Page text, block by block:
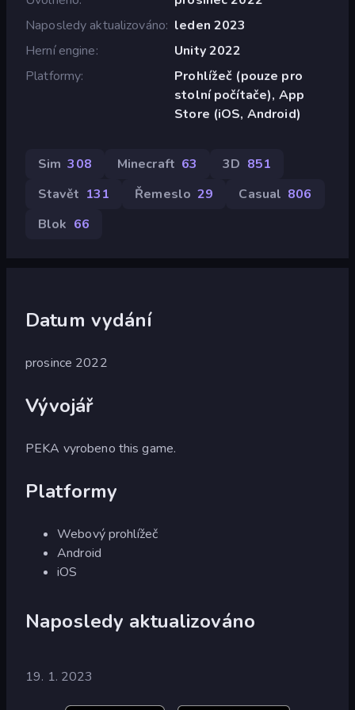
Naposledy aktualizováno leden 2023
Herní engine
Unity 2022
Platformy
Prohlížeč (pouze pro
stolní počítače), App
Store (iOS, Android)
Sim 308 Minecraft 63 3D 851
Stavět 131 Řemeslo 29 Casual 806
Blok 66
Datum vydání
prosince 2022
Vývojář
PEKA vyrobeno this game.
Platformy
Webový prohlížeč
Android
iOS
Naposledy aktualizováno
19. 1. 2023